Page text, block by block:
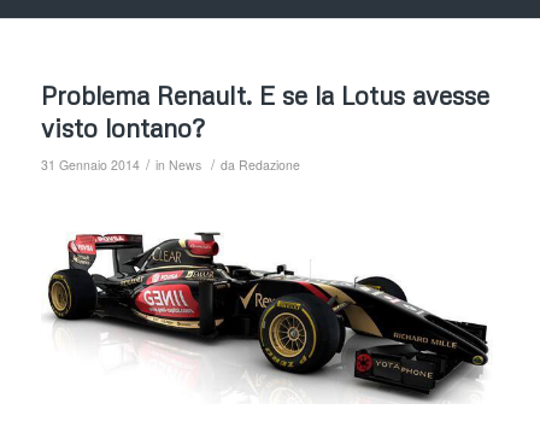
Problema Renault. E se la Lotus avesse
visto lontano?
31 Gennaio 2014 / in News / da Redazione